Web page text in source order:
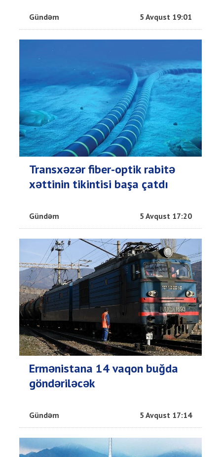
Gündəm 5 Avqust 19:01
Transxəzər fiber-optik rabitə
xəttinin tikintisi başa çatdı
Gündəm 5 Avqust 17:20
Ermənistana 14 vaqon buğda
göndəriləcək
Gündəm 5 Avqust 17:14